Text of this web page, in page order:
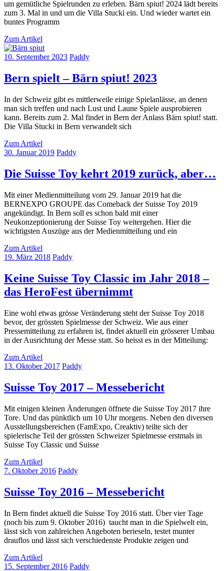
um gemütliche Spielrunden zu erleben. Bärn spiut! 2024 lädt bereits
zum 3. Mal in und um die Villa Stucki ein. Und wieder wartet ein
buntes Programm
Zum Artikel
10. September 2023 Paddy
Bern spielt – Bärn spiut! 2023
In der Schweiz gibt es mittlerweile einige Spielanlässe, an denen
man sich treffen und nach Lust und Laune Spiele ausprobieren
kann. Bereits zum 2. Mal findet in Bern der Anlass Bärn spiut! statt.
Die Villa Stucki in Bern verwandelt sich
Zum Artikel
30. Januar 2019 Paddy
Die Suisse Toy kehrt 2019 zurück, aber…
Mit einer Medienmitteilung vom 29. Januar 2019 hat die
BERNEXPO GROUPE das Comeback der Suisse Toy 2019
angekündigt. In Bern soll es schon bald mit einer
Neukonzeptionierung der Suisse Toy weitergehen. Hier die
wichtigsten Auszüge aus der Medienmitteilung und ein
Zum Artikel
19. März 2018 Paddy
Keine Suisse Toy Classic im Jahr 2018 –
das HeroFest übernimmt
Eine wohl etwas grösse Veränderung steht der Suisse Toy 2018
bevor, der grössten Spielmesse der Schweiz. Wie aus einer
Pressemitteilung zu erfahren ist, findet aktuell ein grösserer Umbau
in der Ausrichtung der Messe statt. So heisst es in der Mitteilung:
Zum Artikel
13. Oktober 2017 Paddy
Suisse Toy 2017 – Messebericht
Mit einigen kleinen Änderungen öffnete die Suisse Toy 2017 ihre
Tore. Und das pünktlich um 10 Uhr morgens. Neben den diversen
Ausstellungsbereichen (FamExpo, Creaktiv) teilte sich der
spielerische Teil der grössten Schweizer Spielmesse erstmals in
Suisse Toy Classic und Suisse
Zum Artikel
7. Oktober 2016 Paddy
Suisse Toy 2016 – Messebericht
In Bern findet aktuell die Suisse Toy 2016 statt. Über vier Tage
(noch bis zum 9. Oktober 2016) taucht man in die Spielwelt ein,
lässt sich von zahlreichen Angeboten berieseln, testet munter
drauflos und lässt sich verschiedenste Produkte zeigen und
Zum Artikel
15. September 2016 Paddy